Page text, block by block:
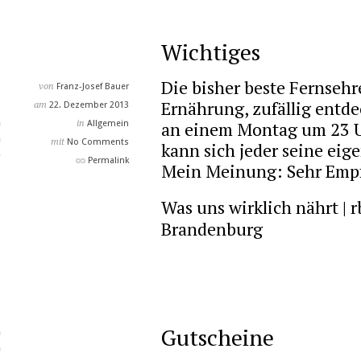
Wichtiges
von Franz-Josef Bauer
am 22. Dezember 2013
in Allgemein
mit No Comments
Permalink
Die bisher beste
Ernährung, zufällig
an einem Montag um 23
kann sich jeder seine
Mein Meinung: Sehr
Was uns wirklich nährt |
Brandenburg
Gutscheine